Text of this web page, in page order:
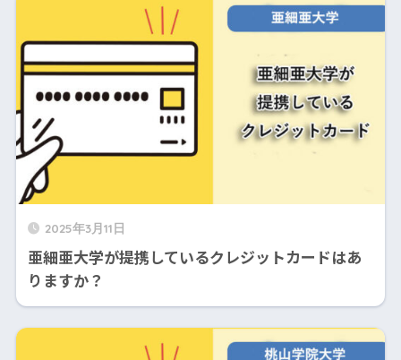
2025年3月11日
亜細亜大学が提携しているクレジットカードはあ
りますか？